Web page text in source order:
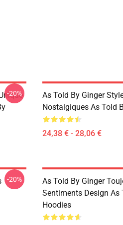
-20%
As Told By Ginger
Nostalgiques As Told
24,38 € - 28,06 €
-20%
As Told By Ginger
Sentiments Design As
Hoodies